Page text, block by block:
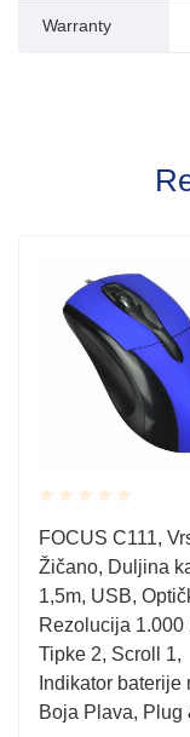
Warranty
Rated
0.001
out
of
5
FOCUS C111,
Žičano, Duljina
1,5m, USB,
Rezolucija 1.000
Tipke 2, Scroll 1,
Indikator baterije
Boja Plava, Plug